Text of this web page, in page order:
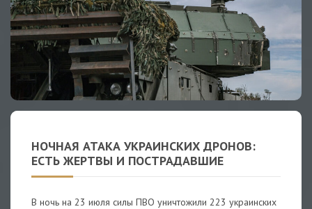
НОЧНАЯ АТАКА УКРАИНСКИХ ДРОНОВ:
ЕСТЬ ЖЕРТВЫ И ПОСТРАДАВШИЕ
В ночь на 23 июля силы ПВО уничтожили 223 украинских